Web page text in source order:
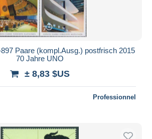
Appliquer
Paare (kompl.Ausg.) postfrisch 2015
70 Jahre UNO
± 8,83 $US
Professionnel